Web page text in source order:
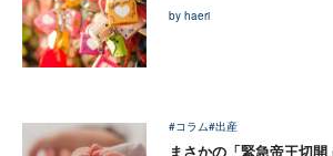
by haeri
#コラム#出産
まさかの「緊急帝王切